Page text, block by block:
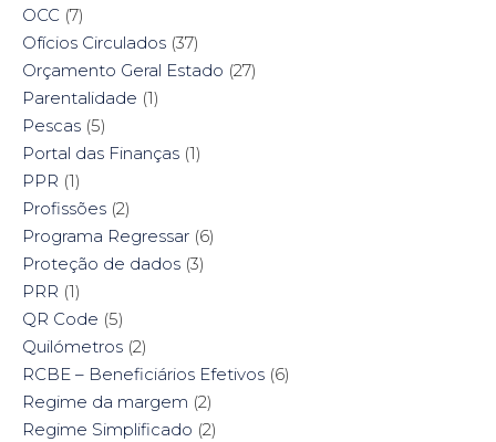
OCC (7)
Ofícios Circulados (37)
Orçamento Geral Estado (27)
Parentalidade (1)
Pescas (5)
Portal das Finanças (1)
PPR (1)
Profissões (2)
Programa Regressar (6)
Proteção de dados (3)
PRR (1)
QR Code (5)
Quilómetros (2)
RCBE – Beneficiários Efetivos (6)
Regime da margem (2)
Regime Simplificado (2)